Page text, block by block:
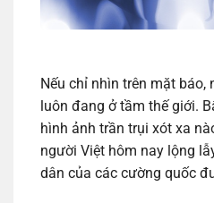
Nếu chỉ nhìn trên mặt
luôn đang ở tầm thế giới.
hình ảnh trần trụi xót xa
người Việt hôm nay lộng
dân của các cường quốc